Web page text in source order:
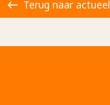
Terug naar actueel